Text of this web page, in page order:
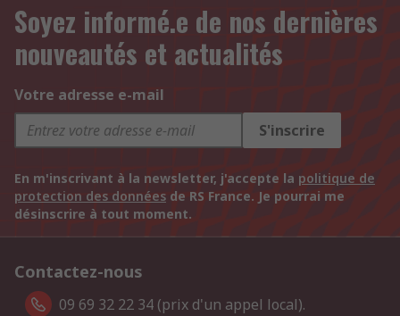
Soyez informé.e de nos dernières
nouveautés et actualités
Votre adresse e-mail
S'inscrire
En m'inscrivant à la newsletter, j'accepte la politique de
protection des données de RS France. Je pourrai me
désinscrire à tout moment.
Contactez-nous
09 69 32 22 34 (prix d'un appel local).